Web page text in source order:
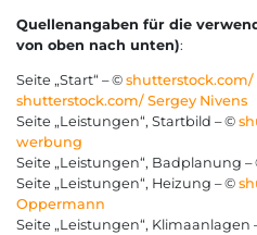
Quellenangaben für die
von oben nach unten):
Seite „Start“ – © shutterstock.com/
shutterstock.com/ Sergey Nivens
Seite „Leistungen“, Startbild – ©
werbung
Seite „Leistungen“, Badplanung –
Seite „Leistungen“, Heizung – ©
Oppermann
Seite „Leistungen“, Klimaanlagen